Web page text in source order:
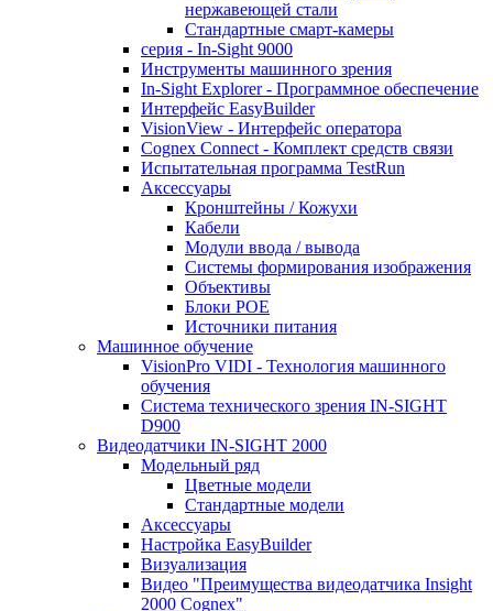
нержавеющей стали
Стандартные смарт-камеры
серия - In-Sight 9000
Инструменты машинного зрения
In-Sight Explorer - Программное обеспечение
Интерфейс EasyBuilder
VisionView - Интерфейс оператора
Cognex Connect - Комплект средств связи
Испытательная программа TestRun
Аксессуары
Кронштейны / Кожухи
Кабели
Модули ввода / вывода
Системы формирования изображения
Объективы
Блоки POE
Источники питания
Машинное обучение
VisionPro VIDI - Технология машинного
обучения
Cистема технического зрения IN-SIGHT
D900
Видеодатчики IN-SIGHT 2000
Модельный ряд
Цветные модели
Стандартные модели
Аксессуары
Настройка EasyBuilder
Визуализация
Видео "Преимущества видеодатчика Insight
2000 Cognex"